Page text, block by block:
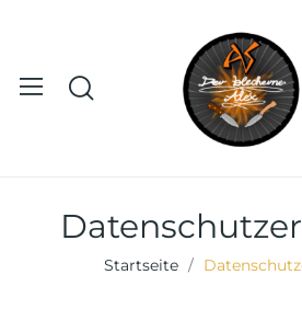
Startseite